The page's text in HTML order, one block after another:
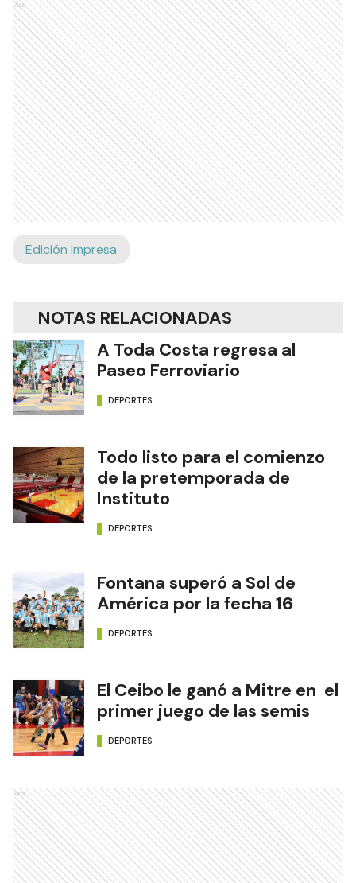
Ads
Edición Impresa
NOTAS RELACIONADAS
A Toda Costa regresa al
Paseo Ferroviario
DEPORTES
Todo listo para el comienzo
de la pretemporada de
Instituto
DEPORTES
Fontana superó a Sol de
América por la fecha 16
DEPORTES
El Ceibo le ganó a Mitre en el
primer juego de las semis
DEPORTES
Ads